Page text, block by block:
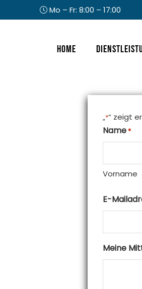
Mo – Fr: 8:00 – 17:00
Home
„*“ zeigt
Name*
Vorname
E-
Meine